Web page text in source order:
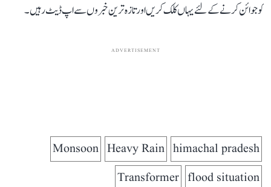
کو جوائن کرنے کے لئے یہاں کلک کریں اور تازہ ترین خبروں سے اپ ڈیٹ رہیں۔
ADVERTISEMENT
himachal pradesh
Heavy Rain
Monsoon
flood situation
Transformer